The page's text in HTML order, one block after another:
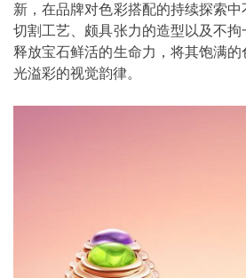
新，在品牌对色彩搭配的持续探索
切割工艺、颇具张力的造型以及不
释放宝石鲜活的生命力，将其饱满
光溢彩的视觉韵律。